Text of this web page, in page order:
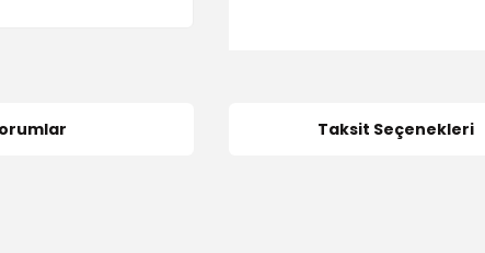
Taksit Seçenekleri